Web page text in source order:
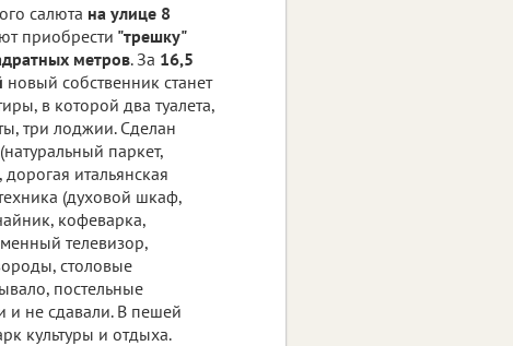
салюта на улице 8
приобрести "трешку"
метров. За 16,5
новый собственник станет
в которой два туалета,
три лоджии. Сделан
паркет,
итальянская
(духовой шкаф,
кофеварка,
телевизор,
столовые
постельные
и не сдавали. В пешей
культуры и отдыха.